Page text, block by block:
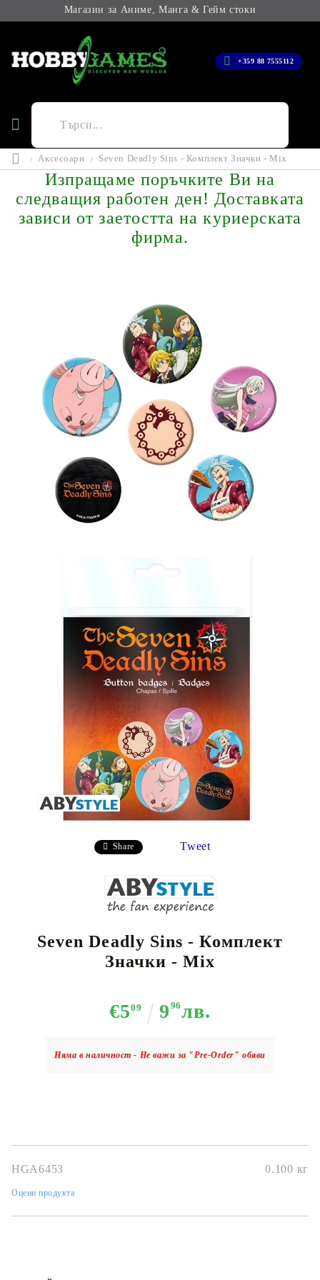
Магазин за Аниме, Манга & Гейм стоки
+359 88 7555112
Аксесоари Seven Deadly Sins - Комплект Значки - Mix
Изпращаме поръчките Ви на
следващия работен ден! Доставката
зависи от заетостта на куриерската
фирма.
Share Tweet
Seven Deadly Sins - Комплект
Значки - Mix
€509 9 96лв.
Няма в наличност - Не важи за "Pre-Order" обяви
HGA6453 0.100 кг
Оцени продукта